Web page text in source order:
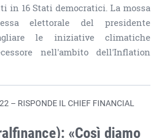
in 16 Stati democratici. La mossa
elettorale del presidente
le iniziative climatiche
nell'ambito dell'Inflation
– RISPONDE IL CHIEF FINANCIAL
«Così diamo